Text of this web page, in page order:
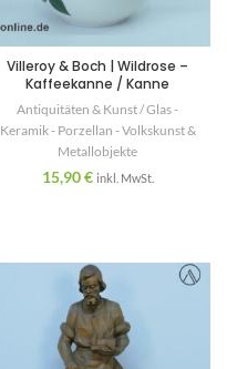
Villeroy & Boch | Wildrose –
Kaffeekanne / Kanne
Antiquitäten & Kunst / Glas -
Keramik - Porzellan - Volkskunst &
Metallobjekte
15,90€ inkl. MwSt.